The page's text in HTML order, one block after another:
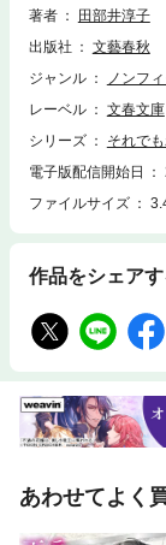
た書き下ろし原稿を
著者
田部井淳子
出版社
文藝春秋
ジャンル
ノンフ
レーベル
文春文庫
シリーズ
それで
電子版配信開始日
ファイルサイズ
作品をシェアす
あわせてよく